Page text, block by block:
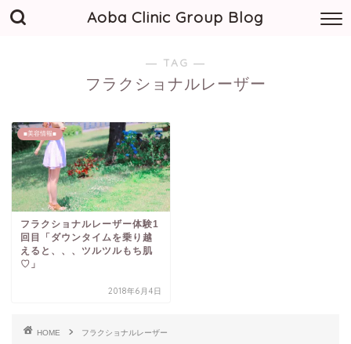
Aoba Clinic Group Blog
― TAG ―
フラクショナルレーザー
■美容情報■
フラクショナルレーザー体験1
回目「ダウンタイムを乗り越
えると、、、ツルツルもち肌
♡」
2018年6月4日
HOME フラクショナルレーザー